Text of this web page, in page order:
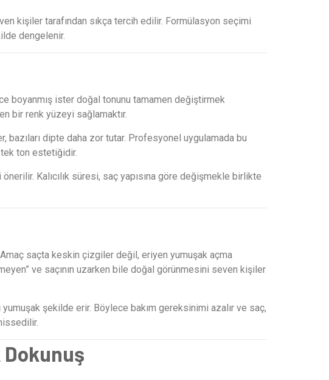
kişiler tarafından sıkça tercih edilir. Formülasyon seçimi
dengelenir.
boyanmış ister doğal tonunu tamamen değiştirmek
bir renk yüzeyi sağlamaktır.
bazıları dipte daha zor tutar. Profesyonel uygulamada bu
tek ton estetiğidir.
Kalıcılık süresi, saç yapısına göre değişmekle birlikte
saçta keskin çizgiler değil, eriyen yumuşak açma
ve saçının uzarken bile doğal görünmesini seven kişiler
şekilde erir. Böylece bakım gereksinimi azalır ve saç,
Dokunuş